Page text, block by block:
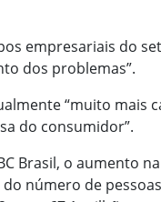
empresariais do
dos problemas”.
“muito mais
do consumidor”.
Brasil, o aumento
número de